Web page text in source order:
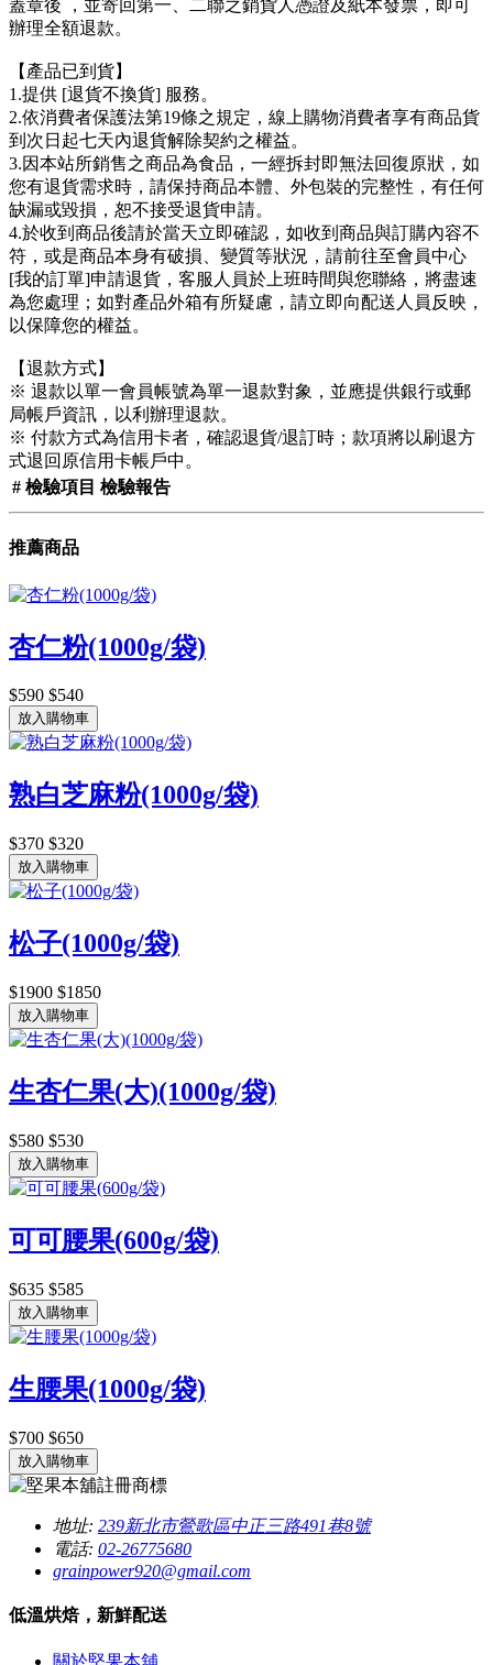
蓋章後 ，並寄回第一、二聯之銷貨人憑證及紙本發票，即可
辦理全額退款。
【產品已到貨】
1.提供 [退貨不換貨] 服務。
2.依消費者保護法第19條之規定，線上購物消費者享有商品貨
到次日起七天內退貨解除契約之權益。
3.因本站所銷售之商品為食品，一經拆封即無法回復原狀，如
您有退貨需求時，請保持商品本體、外包裝的完整性，有任何
缺漏或毀損，恕不接受退貨申請。
4.於收到商品後請於當天立即確認，如收到商品與訂購內容不
符，或是商品本身有破損、變質等狀況，請前往至會員中心
[我的訂單]申請退貨，客服人員於上班時間與您聯絡，將盡速
為您處理；如對產品外箱有所疑慮，請立即向配送人員反映，
以保障您的權益。
【退款方式】
※ 退款以單一會員帳號為單一退款對象，並應提供銀行或郵
局帳戶資訊，以利辦理退款。
※ 付款方式為信用卡者，確認退貨/退訂時；款項將以刷退方
式退回原信用卡帳戶中。
# 檢驗項目 檢驗報告
推薦商品
杏仁粉(1000g/袋)
$590 $540
放入購物車
熟白芝麻粉(1000g/袋)
$370 $320
放入購物車
松子(1000g/袋)
$1900 $1850
放入購物車
生杏仁果(大)(1000g/袋)
$580 $530
放入購物車
可可腰果(600g/袋)
$635 $585
放入購物車
生腰果(1000g/袋)
$700 $650
放入購物車
地址: 239新北市鶯歌區中正三路491巷8號
電話: 02-26775680
grainpower920@gmail.com
低溫烘焙，新鮮配送
關於堅果本舖